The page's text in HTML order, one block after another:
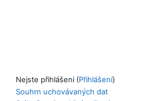
Nejste přihlášeni (Přihlášení)
Souhrn uchovávaných dat